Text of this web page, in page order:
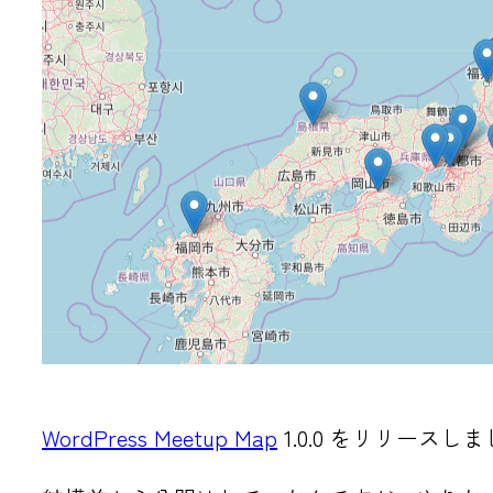
WordPress Meetup Map 1.0.0 をリリースし